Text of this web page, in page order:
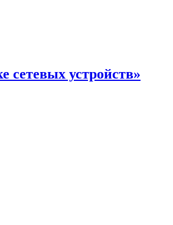
сетевых устройств»